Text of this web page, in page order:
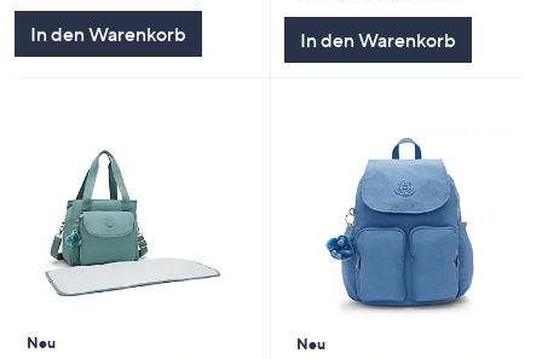
In den Warenkorb In den Warenkorb
Neu
Neu